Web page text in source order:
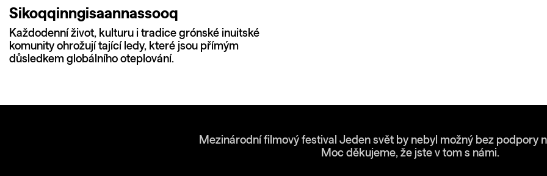
Sikoqqinngisaannassooq
Každodenní život, kulturu i tradice grónské inuitské
komunity ohrožují tající ledy, které jsou přímým
důsledkem globálního oteplování.
Mezinárodní filmový festival Jeden svět by nebyl možný bez podpory
Moc děkujeme, že jste v tom s námi.